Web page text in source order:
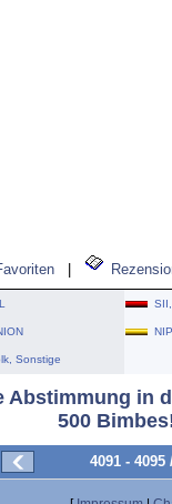
NIP
Sonstige
Abstimmung in
500
4091 -